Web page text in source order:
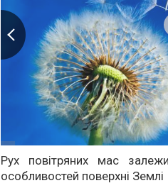
Рух повітряних мас
особливостей поверхні Землі